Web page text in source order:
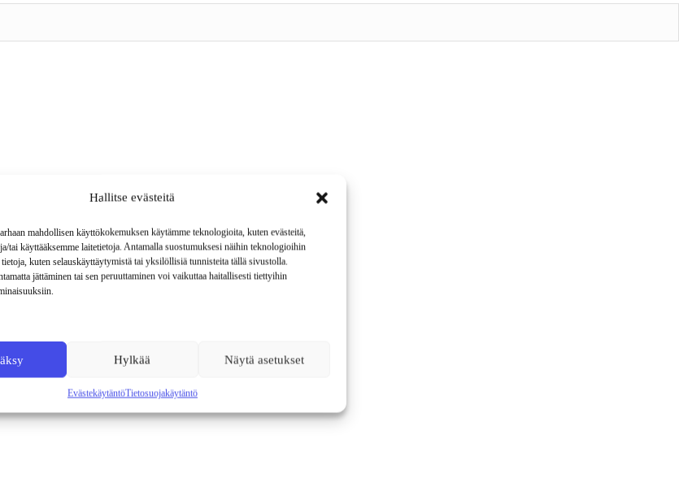
Hallitse evästeitä
mahdollisen käyttökokemuksen käytämme teknologioita, kuten evästeitä,
tai käyttääksemme laitetietoja. Antamalla suostumuksesi näihin teknologioihin
kuten selauskäyttäytymistä tai yksilöllisiä tunnisteita tällä sivustolla.
jättäminen tai sen peruuttaminen voi vaikuttaa haitallisesti tiettyihin
Hylkää Näytä asetukset
EvästekäytäntöTietosuojakäytäntö